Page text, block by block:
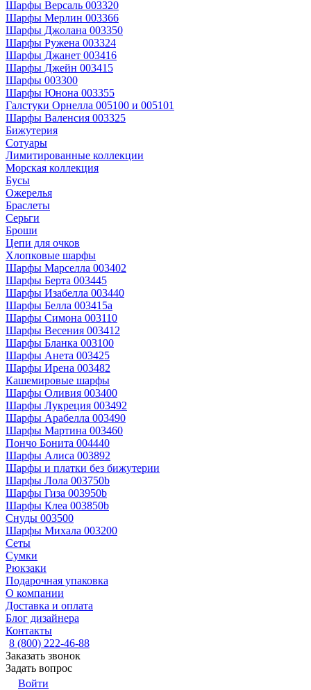
Шарфы Версаль 003320
Шарфы Мерлин 003366
Шарфы Джолана 003350
Шарфы Ружена 003324
Шарфы Джанет 003416
Шарфы Джейн 003415
Шарфы 003300
Шарфы Юнона 003355
Галстуки Орнелла 005100 и 005101
Шарфы Валенсия 003325
Бижутерия
Сотуары
Лимитированные коллекции
Морская коллекция
Бусы
Ожерелья
Браслеты
Серьги
Броши
Цепи для очков
Хлопковые шарфы
Шарфы Марселла 003402
Шарфы Берта 003445
Шарфы Изабелла 003440
Шарфы Белла 003415a
Шарфы Симона 003110
Шарфы Весения 003412
Шарфы Бланка 003100
Шарфы Анета 003425
Шарфы Ирена 003482
Кашемировые шарфы
Шарфы Оливия 003400
Шарфы Лукреция 003492
Шарфы Арабелла 003490
Шарфы Мартина 003460
Пончо Бонита 004440
Шарфы Алиса 003892
Шарфы и платки без бижутерии
Шарфы Лола 003750b
Шарфы Гиза 003950b
Шарфы Клеа 003850b
Снуды 003500
Шарфы Михала 003200
Сеты
Сумки
Рюкзаки
Подарочная упаковка
О компании
Доставка и оплата
Блог дизайнера
Контакты
8 (800) 222-46-88
Заказать звонок
Задать вопрос
Войти